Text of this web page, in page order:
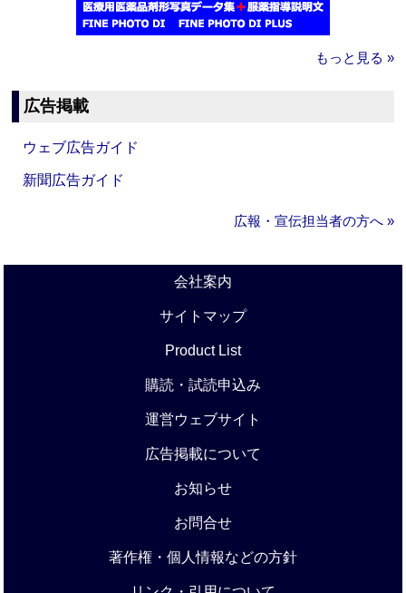
もっと見る »
広告掲載
ウェブ広告ガイド
新聞広告ガイド
広報・宣伝担当者の方へ »
会社案内
サイトマップ
Product List
購読・試読申込み
運営ウェブサイト
広告掲載について
お知らせ
お問合せ
著作権・個人情報などの方針